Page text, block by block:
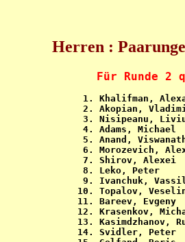
Herren :
Für Runde
1. Khalifman,
2. Akopian,
3. Nisipeanu,
4. Adams, Michael
5. Anand,
6. Morozevich,
7. Shirov, Alexei
8. Leko, Peter
9. Ivanchuk,
10. Topalov,
11. Bareev,
12. Krasenkov,
13. Kasimdzhanov,
14. Svidler, Peter